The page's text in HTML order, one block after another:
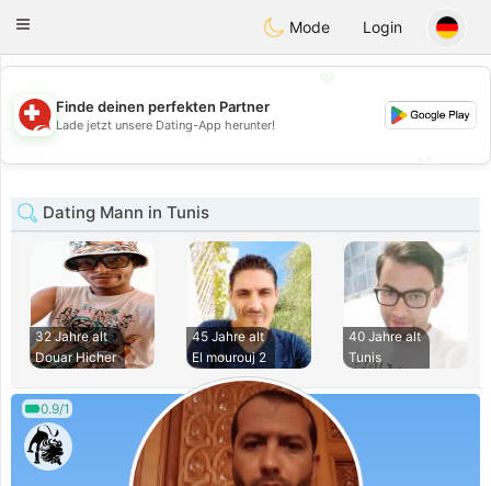
Suissi
Toggle
Mode Login
💖
Finde deinen perfekten Partner
Lade jetzt unsere Dating-App herunter!
Dating Mann in Tunis
32 Jahre alt
Douar Hicher
45 Jahre alt
El mourouj 2
40 Jahre alt
Tunis
0.9/1